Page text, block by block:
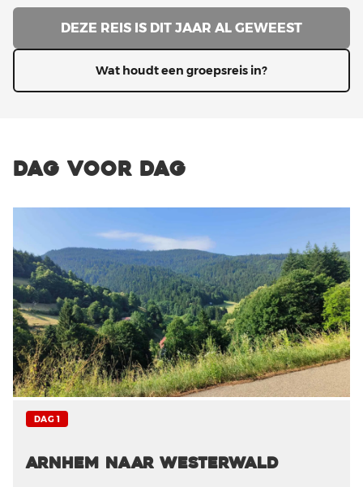
DEZE REIS IS DIT JAAR AL GEWEEST
Wat houdt een groepsreis in?
DAG VOOR DAG
DAG 1
Arnhem naar Westerwald